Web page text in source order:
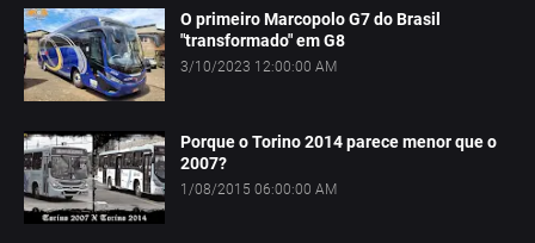
O primeiro Marcopolo G7 do Brasil
"transformado" em G8
3/10/2023 12:00:00 AM
Porque o Torino 2014 parece menor que o
2007?
1/08/2015 06:00:00 AM